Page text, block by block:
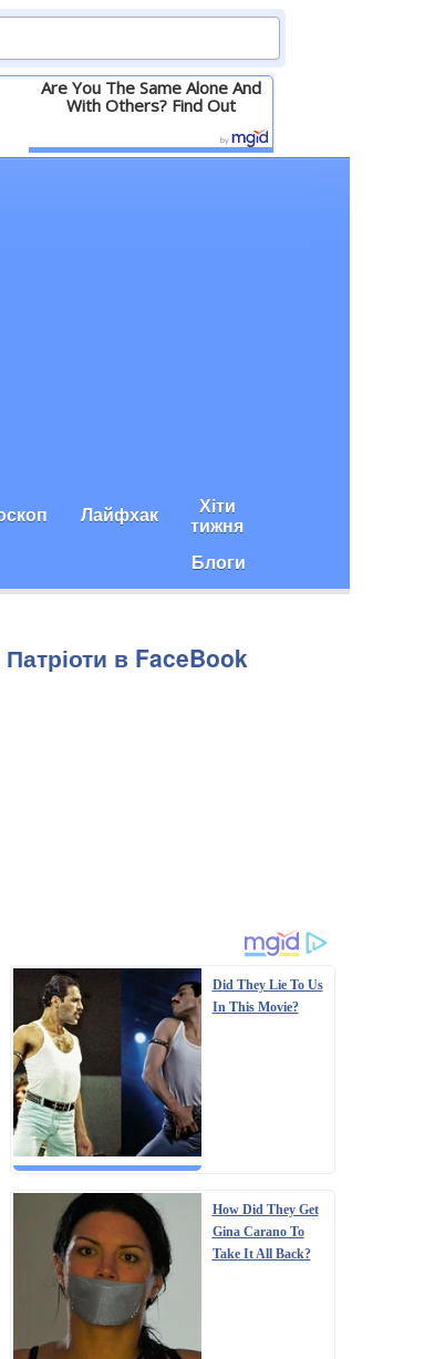
Are You The Same Alone And
With Others? Find Out
Детальніше
Лайфхак Хіти
тижня
Блоги
Патріоти в FaceBook
Did They Lie To Us
In This Movie?
How Did They Get
Gina Carano To
Take It All Back?